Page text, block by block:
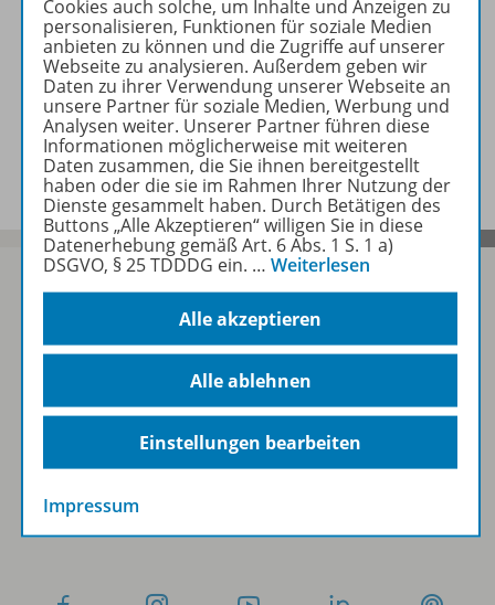
Produkte des Jahrgangs
Benachrichtigungs-Service
Zum Newsletter anmelden
Folgen Sie uns auf Social Media
Cookies auch solche, um Inhalte und Anzeigen zu
personalisieren, Funktionen für soziale Medien
anbieten zu können und die Zugriffe auf unserer
Webseite zu analysieren. Außerdem geben wir
Daten zu ihrer Verwendung unserer Webseite an
unsere Partner für soziale Medien, Werbung und
Analysen weiter. Unserer Partner führen diese
Informationen möglicherweise mit weiteren
Daten zusammen, die Sie ihnen bereitgestellt
haben oder die sie im Rahmen Ihrer Nutzung der
Dienste gesammelt haben. Durch Betätigen des
Buttons „Alle Akzeptieren“ willigen Sie in diese
Datenerhebung gemäß Art. 6 Abs. 1 S. 1 a)
DSGVO, § 25 TDDDG ein. … Weiterlesen
Alle akzeptieren
Alle ablehnen
Einstellungen bearbeiten
Impressum